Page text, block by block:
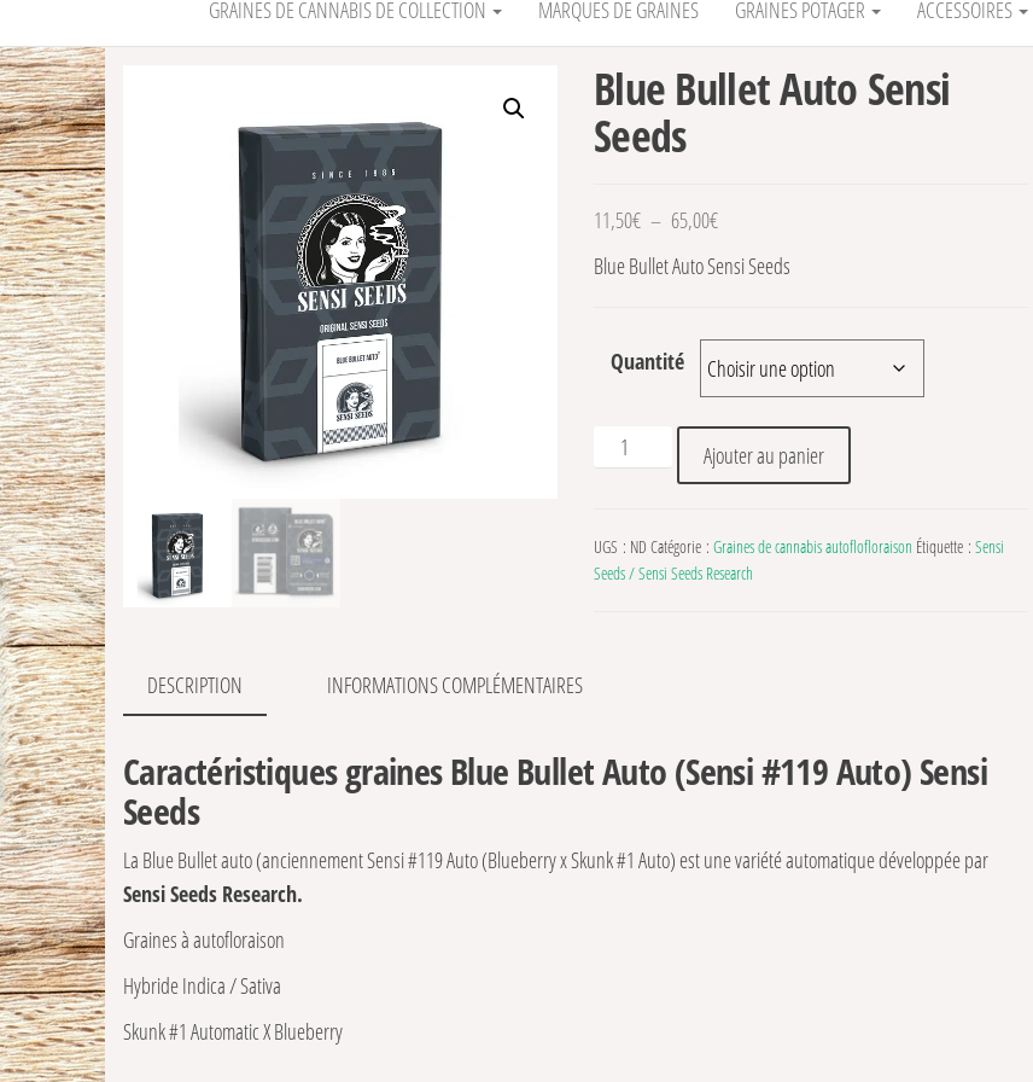
GRAINES DE CANNABIS DE COLLECTION MARQUES DE GRAINES GRAINES POTAGER ACCESSOIRES
Blue Bullet Auto Sensi
Seeds
11,50€ – 65,00€Plage de prix : 11,50€ à 65,00€
Blue Bullet Auto Sensi Seeds
Quantité
quantité de Blue Bullet Auto Sensi Seeds
Ajouter au panier
UGS : ND Catégorie : Graines de cannabis autoflofloraison Étiquette : Sensi
Seeds / Sensi Seeds Research
DESCRIPTION INFORMATIONS COMPLÉMENTAIRES
Caractéristiques graines Blue Bullet Auto (Sensi #119 Auto) Sensi
Seeds
La Blue Bullet auto (anciennement Sensi #119 Auto (Blueberry x Skunk #1 Auto) est une variété automatique développée par
Sensi Seeds Research.
Graines à autofloraison
Hybride Indica / Sativa
Skunk #1 Automatic X Blueberry